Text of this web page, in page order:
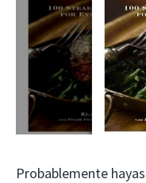
Probablemente